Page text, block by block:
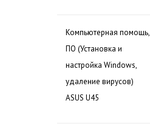
Компьютерная помощь,
ПО (Установка и
настройка Windows,
удаление вирусов)
ASUS U45